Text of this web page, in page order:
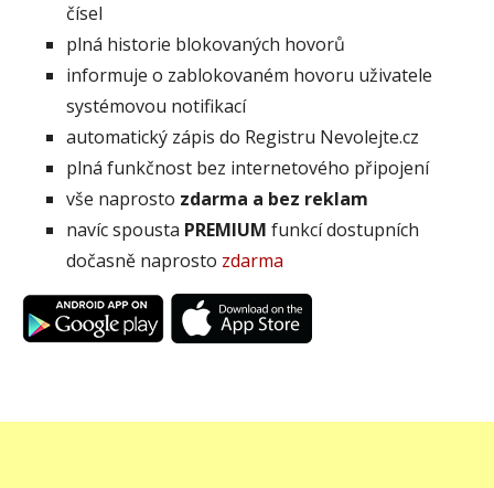
čísel
plná historie blokovaných hovorů
informuje o zablokovaném hovoru uživatele
systémovou notifikací
automatický zápis do Registru Nevolejte.cz
plná funkčnost bez internetového připojení
vše naprosto zdarma a bez reklam
navíc spousta PREMIUM funkcí dostupních
dočasně naprosto zdarma